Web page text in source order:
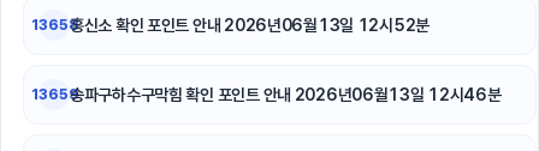
13658흥신소 확인 포인트 안내 2026년06월13일 12시52분
13659송파구하수구막힘 확인 포인트 안내 2026년06월13일 12시46분